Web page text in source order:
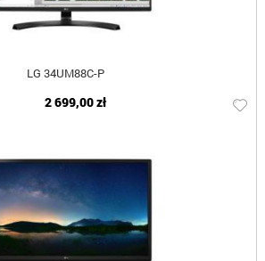
LG 34UM88C-P
2 699,00 zł